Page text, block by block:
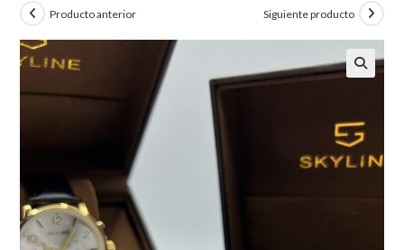
Producto anterior Siguiente producto